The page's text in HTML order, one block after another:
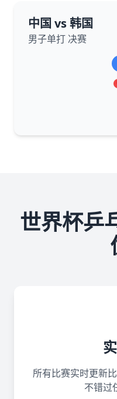
中国 vs 韩国
男子单打 决赛
世界杯乒
所有比赛实时更新
不错过